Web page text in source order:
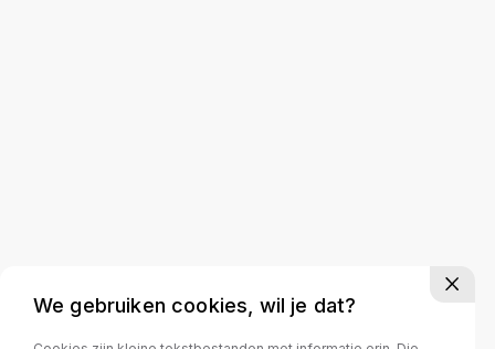
We gebruiken cookies, wil je dat?